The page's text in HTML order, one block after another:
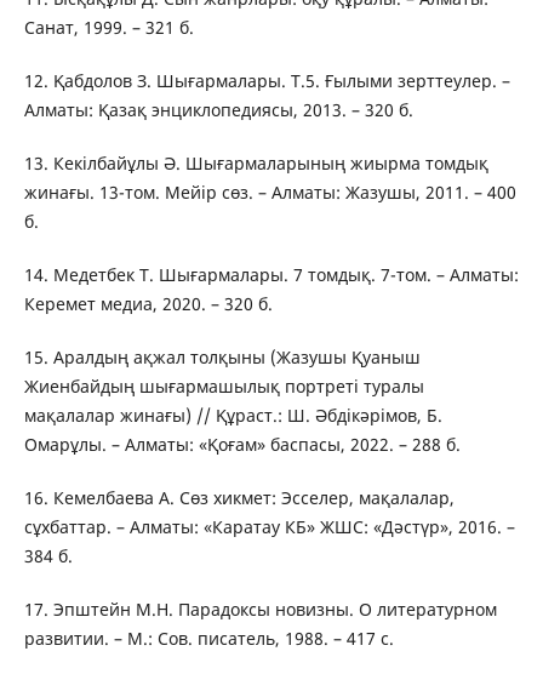
Санат, 1999. – 321 б.
12. Қабдолов З. Шығармалары. Т.5. Ғылыми зерттеулер. –
Алматы: Қазақ энциклопедиясы, 2013. – 320 б.
13. Кекілбайұлы Ә. Шығармаларының жиырма томдық
жинағы. 13-том. Мейір сөз. – Алматы: Жазушы, 2011. – 400
б.
14. Медетбек Т. Шығармалары. 7 томдық. 7-том. – Алматы:
Керемет медиа, 2020. – 320 б.
15. Аралдың ақжал толқыны (Жазушы Қуаныш
Жиенбайдың шығармашылық портреті туралы
мақалалар жинағы) // Құраст.: Ш. Әбдікәрімов, Б.
Омарұлы. – Алматы: «Қоғам» баспасы, 2022. – 288 б.
16. Кемелбаева А. Сөз хикмет: Эсселер, мақалалар,
сұхбаттар. – Алматы: «Каратау КБ» ЖШС: «Дәстүр», 2016. –
384 б.
17. Эпштейн М.Н. Парадоксы новизны. О литературном
развитии. – М.: Сов. писатель, 1988. – 417 с.